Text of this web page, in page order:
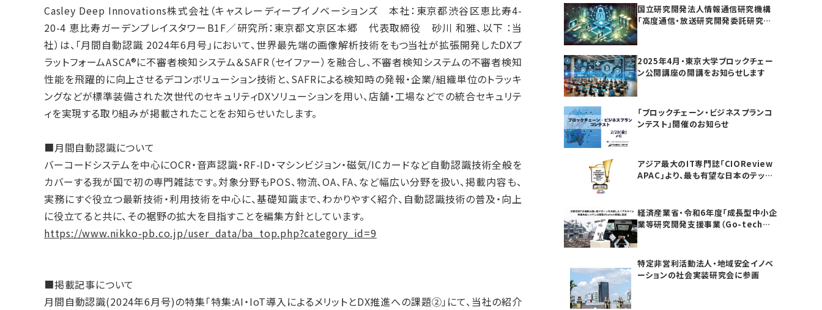
Casley Deep Innovations株式会社（キャスレーディープイノベーションズ 本社：東京都渋谷区恵比寿4-
20-4 恵比寿ガーデンプレイスタワーB1F／研究所：東京都文京区本郷 代表取締役 砂川 和雅、以下 ：当
社）は、「月間自動認識 2024年6月号」において、世界最先端の画像解析技術をもつ当社が拡張開発したDXプ
ラットフォームASCA®に不審者検知システム＆SAFR（セイファー）を融合し、不審者検知システムの不審者検知
性能を飛躍的に向上させるデコンボリューション技術と、SAFRによる検知時の発報・企業/組織単位のトラッキ
ングなどが標準装備された次世代のセキュリティDXソリューションを用い、店舗・工場などでの統合セキュリテ
ィを実現する取り組みが掲載されたことをお知らせいたします。
■月間自動認識について
バーコードシステムを中心にOCR・音声認識・RF-ID・マシンビジョン・磁気/ICカードなど自動認識技術全般を
カバーする我が国で初の専門雑誌です。対象分野もPOS、物流、OA、FA、など幅広い分野を扱い、掲載内容も、
実務にすぐ役立つ最新技術・利用技術を中心に、基礎知識まで、わかりやすく紹介、自動認識技術の普及・向上
に役立てると共に、その裾野の拡大を目指すことを編集方針としています。
https://www.nikko-pb.co.jp/user_data/ba_top.php?category_id=9
■掲載記事について
月間自動認識(2024年6月号)の特集「特集:AI・IoT導入によるメリットとDX推進への課題②」にて、当社の紹介
国立研究開発法人情報通信研究機構
「高度通信・放送研究開発委託研究に
2025年4月・東京大学ブロックチェー
ン公開講座の開講をお知らせします
「ブロックチェーン・ビジネスプランコ
ンテスト」開催のお知らせ
アジア最大のIT専門誌「CIOReview
APAC」より、最も有望な日本のテック
経済産業省・令和6年度「成長型中小企
業等研究開発支援事業（Go-tech事
特定非営利活動法人・地域安全イノベ
ーションの社会実装研究会に参画